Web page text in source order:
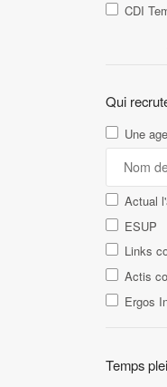
CDI
Qui
Une
Actual
ESUP
Links
Actis
Ergos
Temps